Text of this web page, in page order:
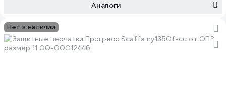
Аналоги
Нет в наличии